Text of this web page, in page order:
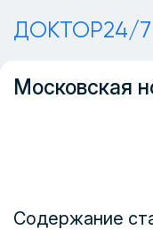
ДОКТОР24/7
Московская
Содержание